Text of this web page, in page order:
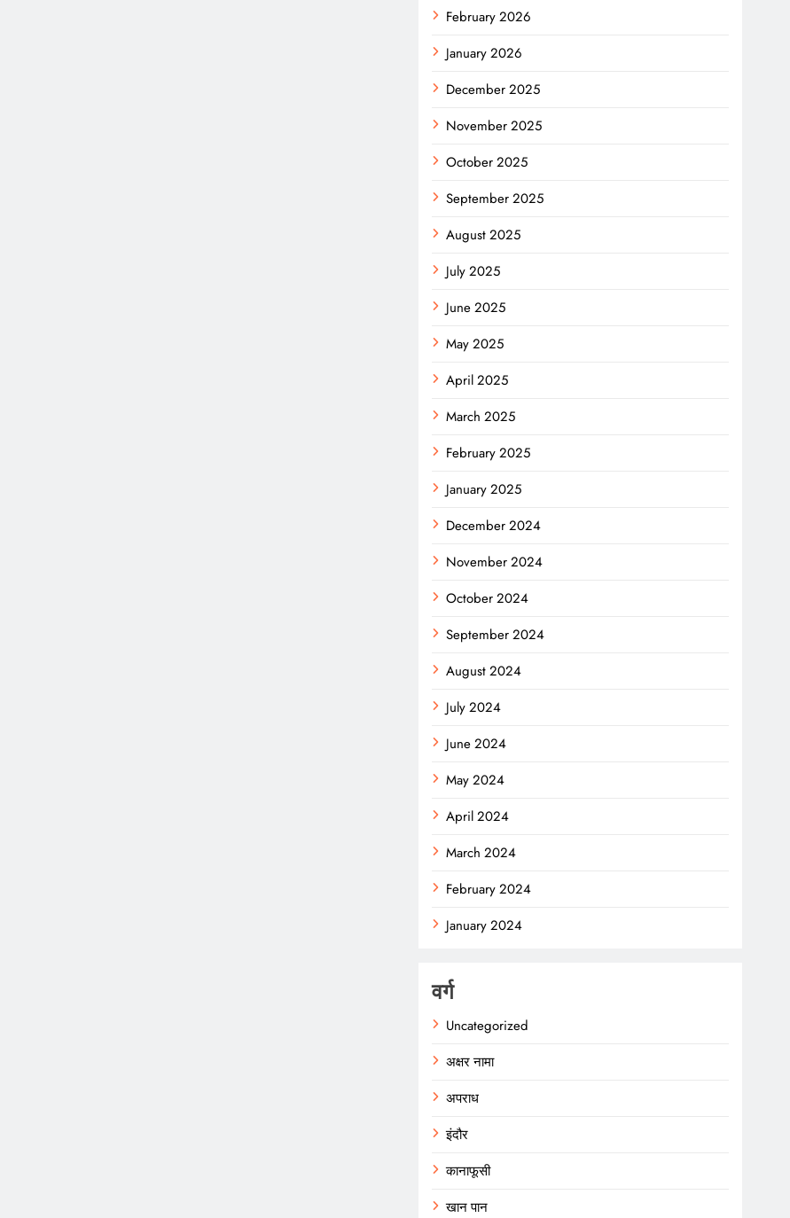
February 2026
January 2026
December 2025
November 2025
October 2025
September 2025
August 2025
July 2025
June 2025
May 2025
April 2025
March 2025
February 2025
January 2025
December 2024
November 2024
October 2024
September 2024
August 2024
July 2024
June 2024
May 2024
April 2024
March 2024
February 2024
January 2024
वर्ग
Uncategorized
अक्षर नामा
अपराध
इंदौर
कानाफूसी
खान पान